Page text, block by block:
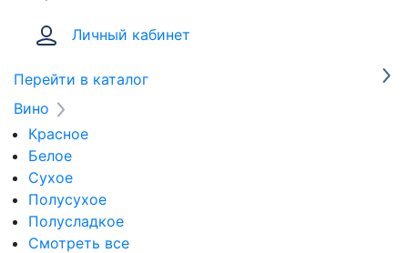
Личный кабинет
Перейти в каталог
Вино
Красное
Белое
Сухое
Полусухое
Полусладкое
Смотреть все